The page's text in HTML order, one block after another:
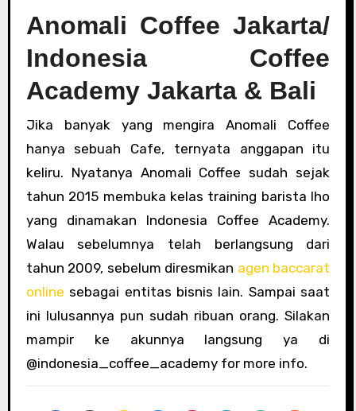
Anomali Coffee Jakarta/
Indonesia Coffee
Academy Jakarta & Bali
Jika banyak yang mengira Anomali Coffee
hanya sebuah Cafe, ternyata anggapan itu
keliru. Nyatanya Anomali Coffee sudah sejak
tahun 2015 membuka kelas training barista lho
yang dinamakan Indonesia Coffee Academy.
Walau sebelumnya telah berlangsung dari
tahun 2009, sebelum diresmikan agen baccarat
online sebagai entitas bisnis lain. Sampai saat
ini lulusannya pun sudah ribuan orang. Silakan
mampir ke akunnya langsung ya di
@indonesia_coffee_academy for more info.